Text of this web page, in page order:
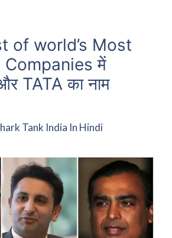
of world’s Most
में
TATA का नाम
Tank India In Hindi